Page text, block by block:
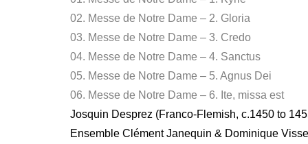
02. Messe de Notre Dame – 2. Gloria
03. Messe de Notre Dame – 3. Credo
04. Messe de Notre Dame – 4. Sanctus
05. Messe de Notre Dame – 5. Agnus Dei
06. Messe de Notre Dame – 6. Ite, missa est
Josquin Desprez (Franco-Flemish, c.1450 to
Ensemble Clément Janequin & Dominique